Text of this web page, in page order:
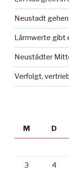
Neustadt
Lärmwerte gibt
Neustädter
Verfolgt,
M
D
3 4